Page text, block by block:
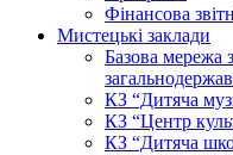
Фінансова
Мистецькі заклади
Базова мережа
КЗ “Дитяча
КЗ “Центр
КЗ “Дитяча